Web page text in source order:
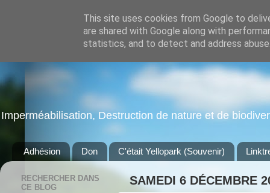
Imperméabilisation, Destruction de nature et de
Adhésion Don C'était Yellopark (Souvenir)
SAMEDI 6 DÉCEMBRE
RECHERCHER DANS
CE BLOG
This site uses cookies from Google to
are shared with Google along with
statistics, and to detect and address